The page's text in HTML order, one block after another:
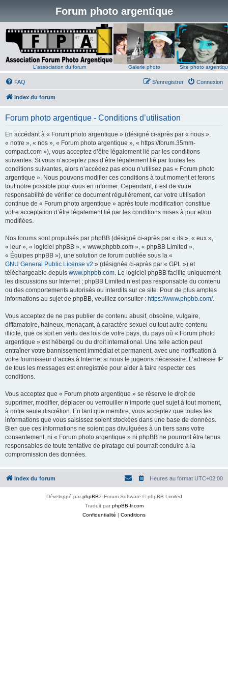
Forum photo argentique
L'association du forum Galerie photo Site photo
FAQ Connexion
S’enregistrer
Index du forum
Forum photo argentique - Conditions d’utilisation
En accédant à « Forum photo argentique » (désigné ci-après par « nous »,
« notre », « nos », « Forum photo argentique », « https://forum.35mm-
compact.com »), vous acceptez d’être légalement lié par les conditions
suivantes. Si vous n’acceptez pas d’être légalement lié par toutes les
conditions suivantes, alors n’accédez pas et/ou n’utilisez pas « Forum photo
argentique ». Nous pouvons modifier ces conditions à tout moment et ferons
tout notre possible pour vous en informer. Cependant, il est de votre
responsabilité de vérifier ce document régulièrement, car votre utilisation
continue de « Forum photo argentique » après toute modification constitue
votre acceptation d’être légalement lié par les conditions mises à jour et/ou
modifiées.
Nos forums sont propulsés par phpBB (désigné ci-après par « ils », « eux »,
« leur », « logiciel phpBB », « www.phpbb.com », « phpBB Limited »,
« Équipes phpBB »), une solution de forum publiée sous la «
GNU General Public License v2 » (désignée ci-après par « GPL ») et
téléchargeable depuis www.phpbb.com. Le logiciel phpBB facilite uniquement
les discussions sur Internet ; phpBB Limited n’est pas responsable du contenu
ou des comportements autorisés ou interdits sur ce site. Pour de plus amples
informations au sujet de phpBB, veuillez consulter : https://www.phpbb.com/.
Vous acceptez de ne pas publier de contenu abusif, obscène, vulgaire,
diffamatoire, haineux, menaçant, à caractère sexuel ou tout autre contenu
illicite, que ce soit en vertu des lois de votre pays, du pays où « Forum photo
argentique » est hébergé ou du droit international. Une telle action peut
entraîner votre bannissement immédiat et permanent, avec une notification à
votre fournisseur d’accès à Internet si nous le jugeons nécessaire. L’adresse IP
de tous les messages est enregistrée pour aider à faire respecter ces
conditions.
Vous acceptez que « Forum photo argentique » se réserve le droit de
supprimer, modifier, déplacer ou verrouiller n’importe quel sujet à tout moment,
à notre seule discrétion. En tant que membre, vous acceptez que toutes les
informations que vous saisissez soient stockées dans une base de données.
Bien que ces informations ne soient pas divulguées à un tiers sans votre
consentement, ni « Forum photo argentique » ni phpBB ne pourront être tenus
responsables de toute tentative de piratage qui pourrait conduire à la
compromission des données.
Index du forum Heures au format UTC+02:00
Développé parphpBB® Forum Software © phpBB Limited
Traduit parphpBB-fr.com
Confidentialité | Conditions